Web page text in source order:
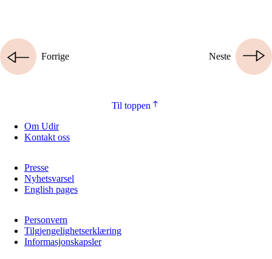
Neste
Forrige
Til toppen
Om Udir
Kontakt oss
Presse
Nyhetsvarsel
English pages
Personvern
Tilgjengelighetserklæring
Informasjonskapsler